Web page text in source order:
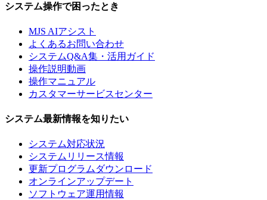
システム操作で困ったとき
MJS AIアシスト
よくあるお問い合わせ
システムQ&A集・活用ガイド
操作説明動画
操作マニュアル
カスタマーサービスセンター
システム最新情報を知りたい
システム対応状況
システムリリース情報
更新プログラムダウンロード
オンラインアップデート
ソフトウェア運用情報